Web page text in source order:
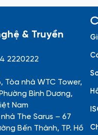
& Truyền
2220222
Tòa nhà WTC Tower,
Bình Dương,
Nam
The Sarus – 67
Bến Thành, TP. Hồ